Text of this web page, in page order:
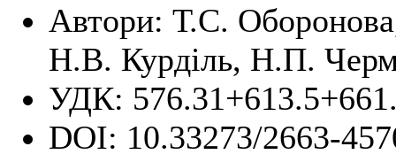
Автори: Т.С.
Н.В. Курділь, Н.П.
УДК:
DOI: 10.33273/2663-